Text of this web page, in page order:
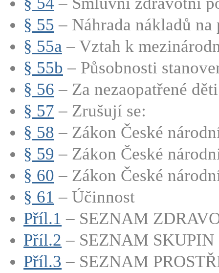
§ 55 – Náhrada nákladů na
§ 55a – Vztah k
§ 55b – Působnosti
§ 56 – Za nezaopatřené
§ 57 – Zrušují se:
§ 58 – Zákon České
§ 59 – Zákon České
§ 60 – Zákon České
§ 61 – Účinnost
Příl.1 – SEZNAM
Příl.2 – SEZNAM
Příl.3 – SEZNAM